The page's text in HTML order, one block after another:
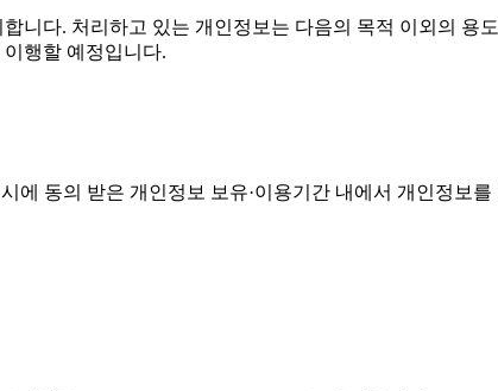
니다. 처리하고 있는 개인정보는 다음의 목적 이외의 용
행할 예정입니다.
동의 받은 개인정보 보유·이용기간 내에서 개인정보를